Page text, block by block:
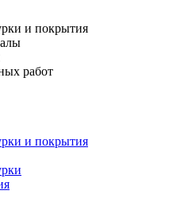
и покрытия
работ
и покрытия